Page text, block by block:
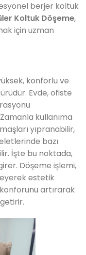
berjer koltuk
Koltuk Döşeme,
için uzman
konforlu ve
Evde, ofiste
kullanıma
yıpranabilir,
bazı
İşte bu noktada,
Döşeme işlemi,
estetik
artırarak